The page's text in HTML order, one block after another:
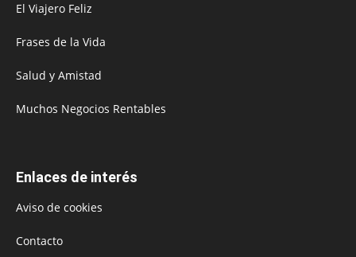
El Viajero Feliz
Frases de la Vida
Salud y Amistad
Muchos Negocios Rentables
Enlaces de interés
Aviso de cookies
Contacto